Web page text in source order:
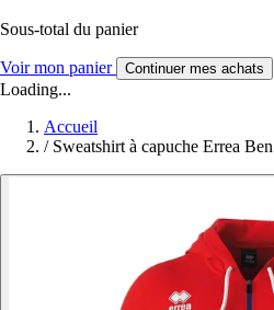
Sous-total du panier
Voir mon panier Continuer mes achats
Loading...
Accueil
/ Sweatshirt à capuche Errea Ben